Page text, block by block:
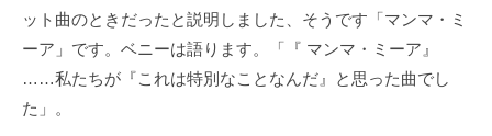
ット曲のときだったと説明しました、そうです「マンマ・ミ
ーア」です。ベニーは語ります。「『 マンマ・ミーア』
……私たちが『これは特別なことなんだ』と思った曲でし
た」。